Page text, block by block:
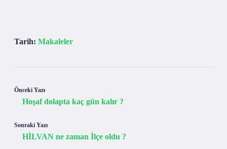
Tarih: Makaleler
Önceki Yazı
Hoşaf dolapta kaç gün kalır ?
Sonraki Yazı
HİLVAN ne zaman İlçe oldu ?